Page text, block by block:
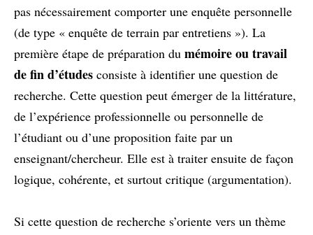
pas nécessairement comporter une enquête personnelle
(de type « enquête de terrain par entretiens »). La
première étape de préparation du mémoire ou travail
de fin d’études consiste à identifier une question de
recherche. Cette question peut émerger de la littérature,
de l’expérience professionnelle ou personnelle de
l’étudiant ou d’une proposition faite par un
enseignant/chercheur. Elle est à traiter ensuite de façon
logique, cohérente, et surtout critique (argumentation).
Si cette question de recherche s’oriente vers un thème